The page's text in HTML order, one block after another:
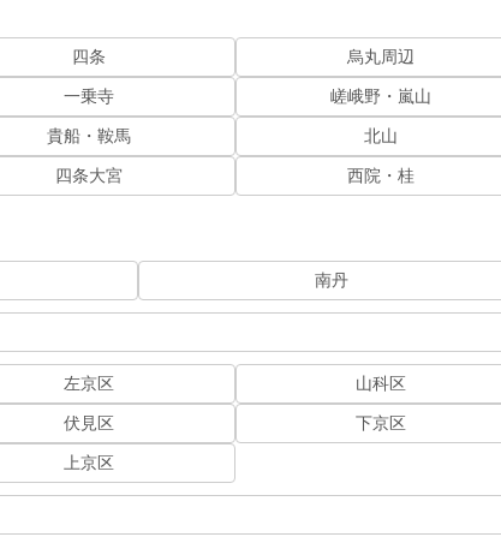
四条 烏丸周辺
一乗寺 嵯峨野・嵐山
貴船・鞍馬 北山
四条大宮 西院・桂
南丹
左京区 山科区
伏見区 下京区
上京区